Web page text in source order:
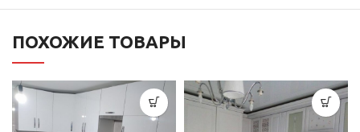
ПОХОЖИЕ ТОВАРЫ